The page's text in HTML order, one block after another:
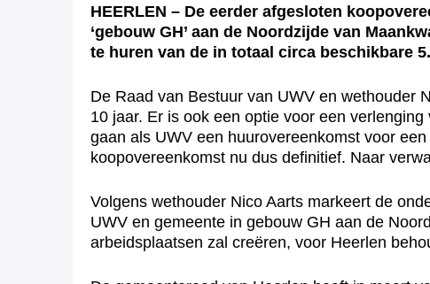
HEERLEN – De eerder afgesloten
‘gebouw GH’ aan de Noordzijde van
te huren van de in totaal circa beschikbare
De Raad van Bestuur van UWV en wethouder
10 jaar. Er is ook een optie voor een
gaan als UWV een huurovereenkomst voor
koopovereenkomst nu dus definitief. Naar
Volgens wethouder Nico Aarts markeert de
UWV en gemeente in gebouw GH aan de
arbeidsplaatsen zal creëren, voor Heerlen